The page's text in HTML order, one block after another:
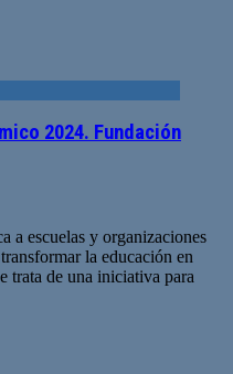
2024. Fundación
a escuelas y organizaciones
la educación en
trata de una iniciativa para